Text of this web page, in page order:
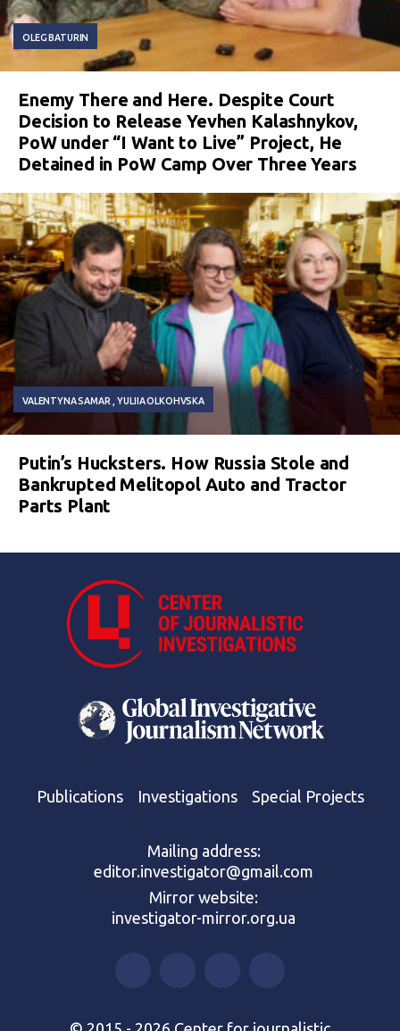
OLEG BATURIN
Enemy There and Here. Despite Court
Decision to Release Yevhen Kalashnykov,
PoW under “I Want to Live” Project, He
Detained in PoW Camp Over Three Years
VALENTYNA SAMAR YULIIA OLKOHVSKA
Putin’s Hucksters. How Russia Stole and
Bankrupted Melitopol Auto and Tractor
Parts Plant
Publications Investigations Special Projects
Mailing address:
editor.investigator@gmail.com
Mirror website:
investigator-mirror.org.ua